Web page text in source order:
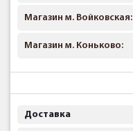
Магазин м. Войковская:
Магазин м. Коньково:
Доставка